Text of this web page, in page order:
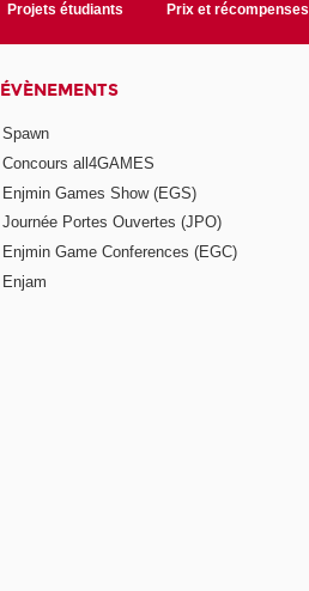
Projets étudiants Prix et récompenses
ÉVÈNEMENTS
Spawn
Concours all4GAMES
Enjmin Games Show (EGS)
Journée Portes Ouvertes (JPO)
Enjmin Game Conferences (EGC)
Enjam